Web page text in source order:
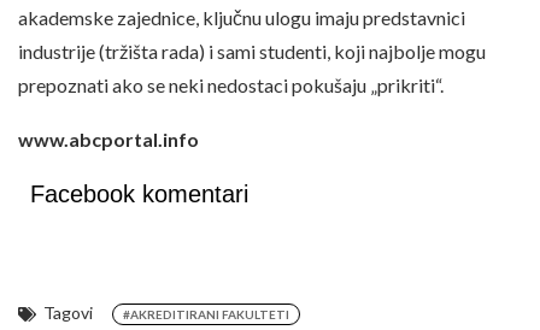
akademske zajednice, ključnu ulogu imaju predstavnici
industrije (tržišta rada) i sami studenti, koji najbolje mogu
prepoznati ako se neki nedostaci pokušaju „prikriti“.
www.abcportal.info
Facebook komentari
Tagovi #AKREDITIRANI FAKULTETI